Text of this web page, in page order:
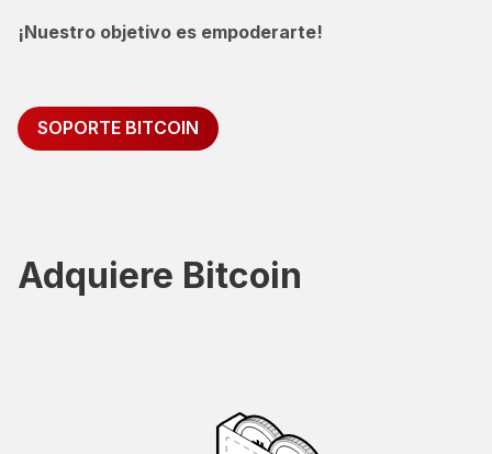
¡Nuestro objetivo es empoderarte!
SOPORTE BITCOIN
Adquiere Bitcoin